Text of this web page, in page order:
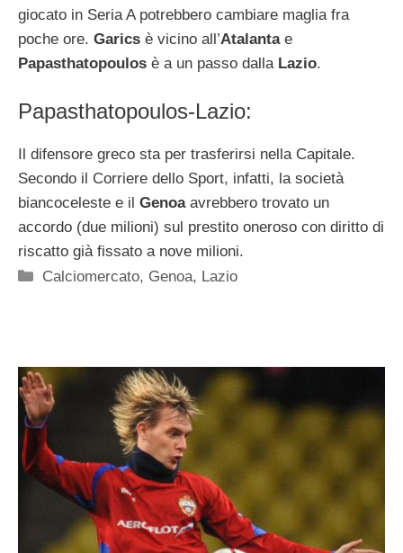
giocato in Seria A potrebbero cambiare maglia fra
poche ore. Garics è vicino all’Atalanta e
Papasthatopoulos è a un passo dalla Lazio.
Papasthatopoulos-Lazio:
Il difensore greco sta per trasferirsi nella Capitale.
Secondo il Corriere dello Sport, infatti, la società
biancoceleste e il Genoaavrebbero trovato un
accordo (due milioni) sul prestito oneroso con diritto di
riscatto già fissato a nove milioni.
Categorie
Calciomercato, Genoa, Lazio